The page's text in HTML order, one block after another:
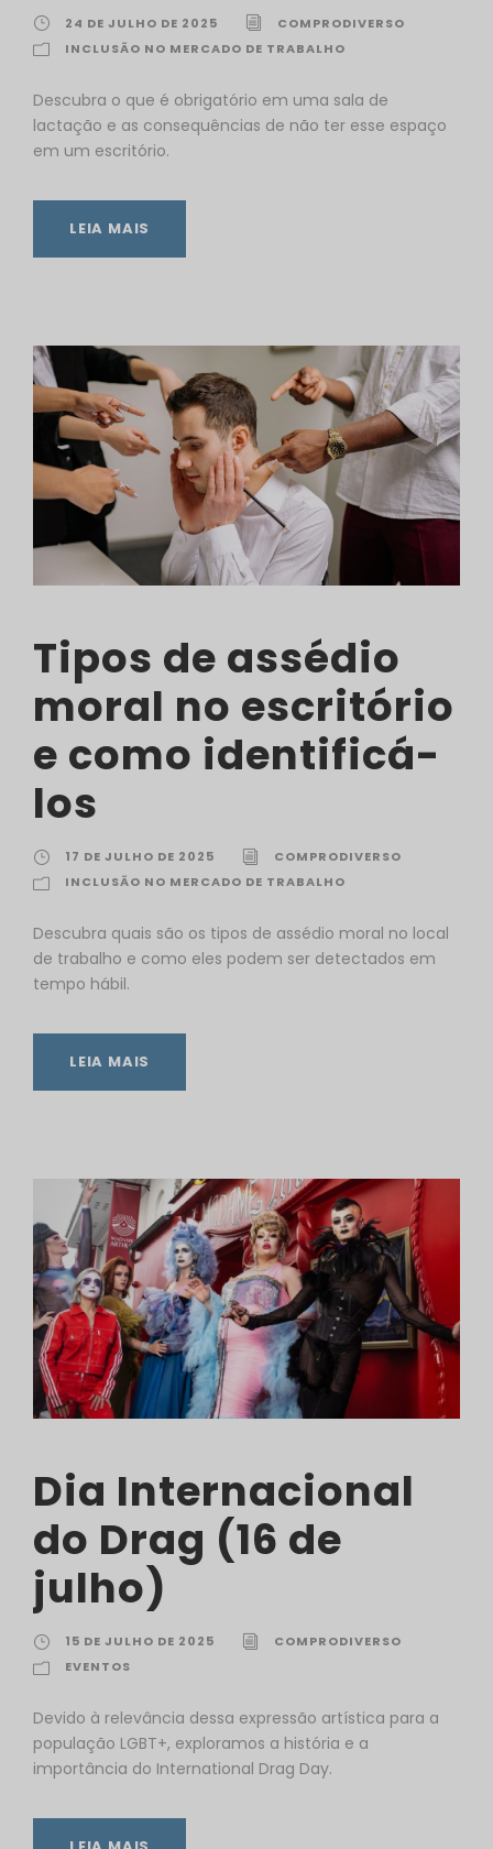
24 DE JULHO DE 2025
COMPRODIVERSO
INCLUSÃO NO MERCADO DE TRABALHO
Descubra o que é obrigatório em uma sala de
lactação e as consequências de não ter esse espaço
em um escritório.
LEIA MAIS
Tipos de assédio
moral no escritório
e como identificá-
los
17 DE JULHO DE 2025
COMPRODIVERSO
INCLUSÃO NO MERCADO DE TRABALHO
Descubra quais são os tipos de assédio moral no local
de trabalho e como eles podem ser detectados em
tempo hábil.
LEIA MAIS
Dia Internacional
do Drag (16 de
julho)
15 DE JULHO DE 2025
COMPRODIVERSO
EVENTOS
Devido à relevância dessa expressão artística para a
população LGBT+, exploramos a história e a
importância do International Drag Day.